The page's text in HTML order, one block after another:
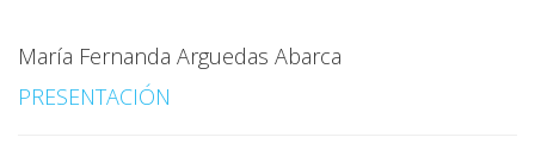
María Fernanda Arguedas Abarca
PRESENTACIÓN